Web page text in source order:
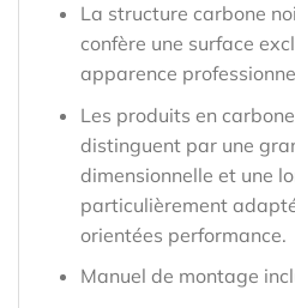
La structure carbone
confère une surface
apparence
Les produits en
distinguent par une
dimensionnelle et une
particulièrement
orientées performance.
Manuel de montage